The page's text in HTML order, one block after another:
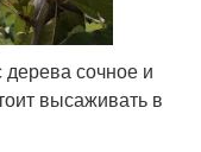
сочное и
высаживать в